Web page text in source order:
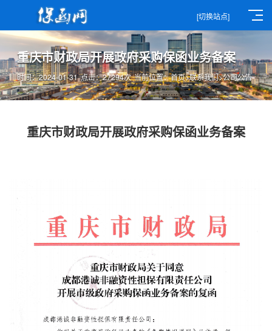
[切换站点]
重庆市财政局开展政府采购保函业务备案
当前位置：首页>联系我们>公司公告
时间：2024-01-31 点击：27294次
重庆市财政局开展政府采购保函业务备案